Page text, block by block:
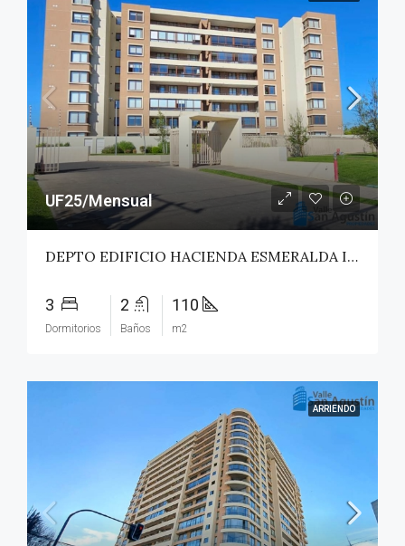
UF25/Mensual
DEPTO EDIFICIO HACIENDA ESMERALDA II – TALCA
3
Dormitorios
2
Baños
110
m2
ARRIENDO